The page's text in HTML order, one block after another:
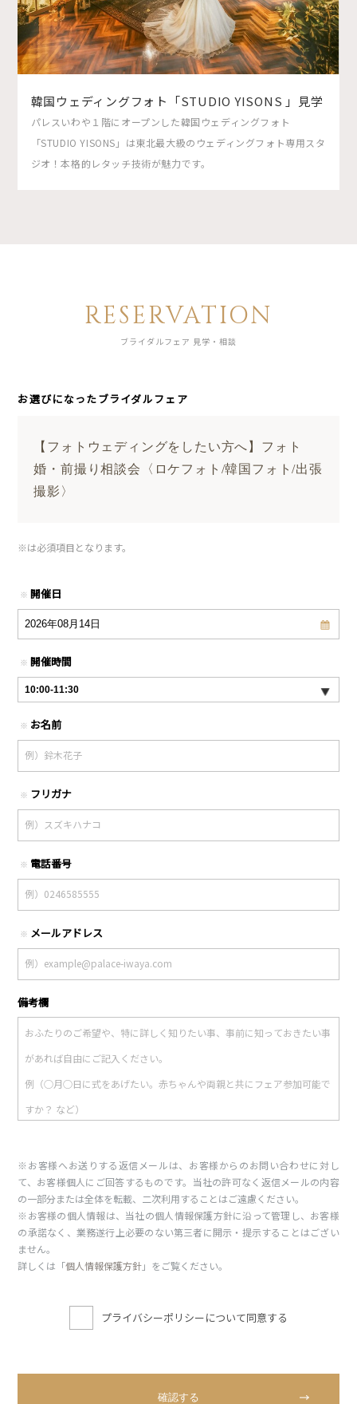
韓国ウェディングフォト「STUDIO YISONS 」見学
パレスいわや１階にオープンした韓国ウェディングフォト
「STUDIO YISONS」は東北最大級のウェディングフォト専用スタ
ジオ！本格的レタッチ技術が魅力です。
RESERVATION
ブライダルフェア 見学・相談
お選びになったブライダルフェア
【フォトウェディングをしたい方へ】フォト
婚・前撮り相談会〈ロケフォト/韓国フォト/出張
撮影〉
※は必須項目となります。
※ 開催日
※ 開催時間
※ お名前
※ フリガナ
※ 電話番号
※ メールアドレス
備考欄
※お客様へお送りする返信メールは、お客様からのお問い合わせに対し
て、お客様個人にご回答するものです。当社の許可なく返信メールの内容
の一部分または全体を転載、二次利用することはご遠慮ください。
※お客様の個人情報は、当社の個人情報保護方針に沿って管理し、お客様
の承諾なく、業務遂行上必要のない第三者に開示・提示することはござい
ません。
詳しくは「個人情報保護方針」をご覧ください。
プライバシーポリシーについて同意する